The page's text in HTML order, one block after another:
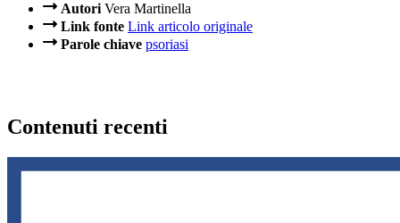
Autori Vera Martinella
Link fonte Link articolo originale
Parole chiave psoriasi
Contenuti recenti